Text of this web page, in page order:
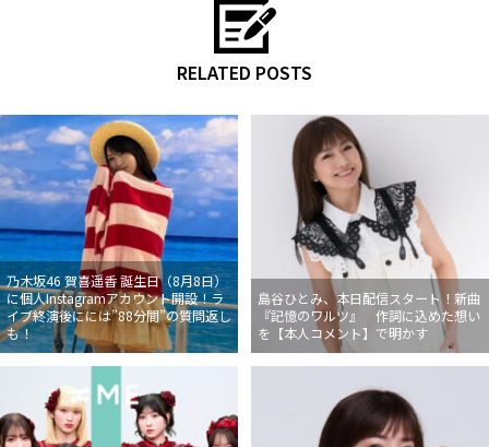
RELATED POSTS
乃木坂46 賀喜遥香 誕生日（8月8日）
に個人Instagramアカウント開設！ラ
イブ終演後にには”88分間”の質問返し
も！
島谷ひとみ、本日配信スタート！新曲
『記憶のワルツ』 作詞に込めた想い
を【本人コメント】で明かす